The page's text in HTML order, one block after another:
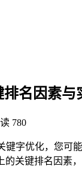
排名因素与
780
字优化，您可
关键排名因素